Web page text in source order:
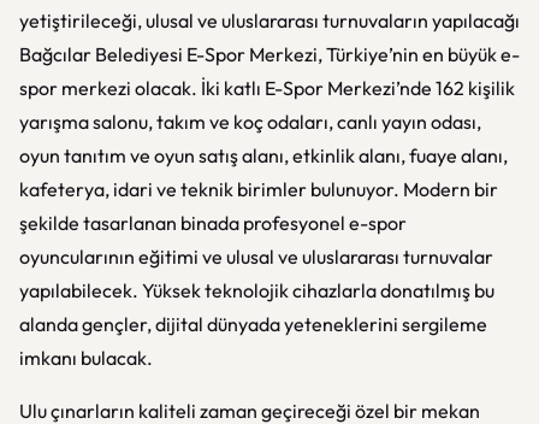
yetiştirileceği, ulusal ve uluslararası turnuvaların yapılacağı
Bağcılar Belediyesi E-Spor Merkezi, Türkiye’nin en büyük e-
spor merkezi olacak. İki katlı E-Spor Merkezi’nde 162 kişilik
yarışma salonu, takım ve koç odaları, canlı yayın odası,
oyun tanıtım ve oyun satış alanı, etkinlik alanı, fuaye alanı,
kafeterya, idari ve teknik birimler bulunuyor. Modern bir
şekilde tasarlanan binada profesyonel e-spor
oyuncularının eğitimi ve ulusal ve uluslararası turnuvalar
yapılabilecek. Yüksek teknolojik cihazlarla donatılmış bu
alanda gençler, dijital dünyada yeteneklerini sergileme
imkanı bulacak.
Ulu çınarların kaliteli zaman geçireceği özel bir mekan